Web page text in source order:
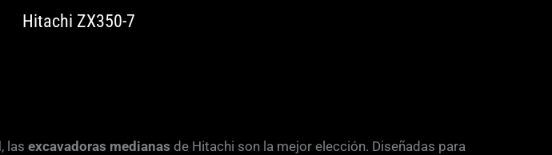
Hitachi ZX350-7
, las excavadoras medianas de Hitachi son la mejor elección. Diseñadas para